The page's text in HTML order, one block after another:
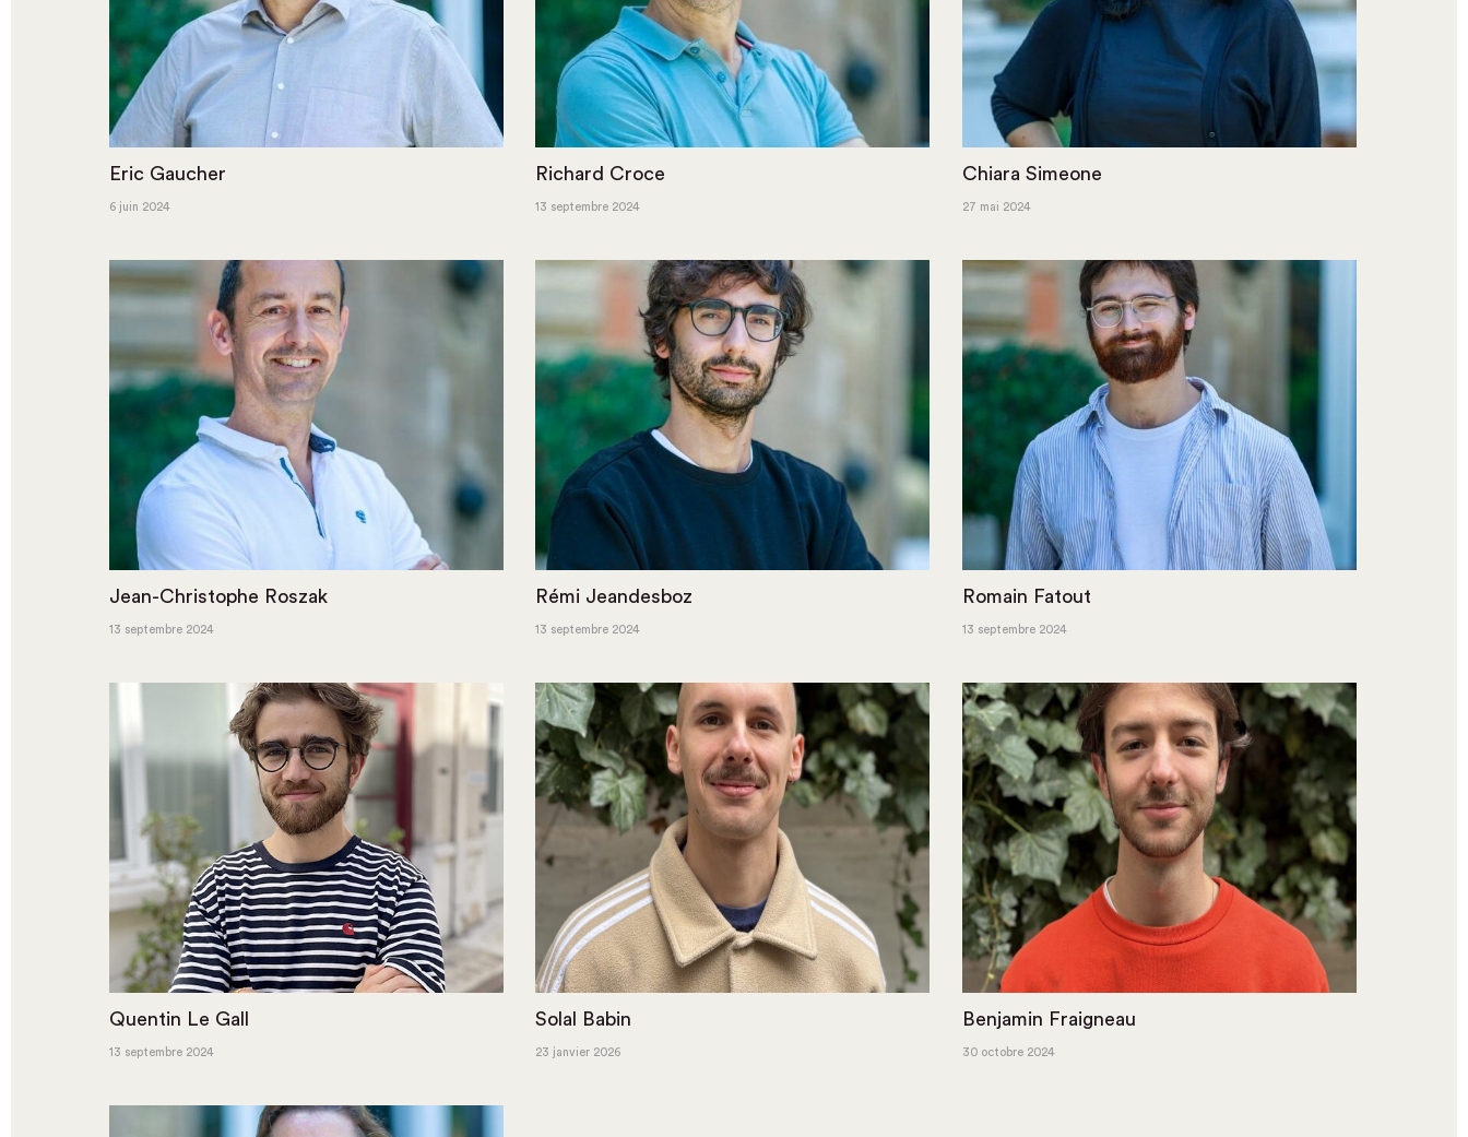
Eric Gaucher
6 juin 2024
Richard Croce
13 septembre 2024
Chiara Simeone
27 mai 2024
Jean-Christophe Roszak
13 septembre 2024
Rémi Jeandesboz
13 septembre 2024
Romain Fatout
13 septembre 2024
Quentin Le Gall
13 septembre 2024
Solal Babin
23 janvier 2026
Benjamin Fraigneau
30 octobre 2024